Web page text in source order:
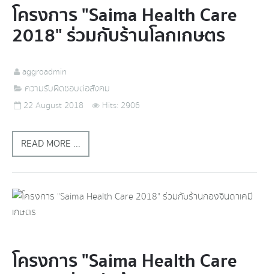
โครงการ "Saima Health Care
2018" ร่วมกับร้านโลกเกษตร
aggroadmin
ความรับผิดชอบต่อสังคม
22 August 2018
Hits: 2906
READ MORE ...
โครงการ "Saima Health Care